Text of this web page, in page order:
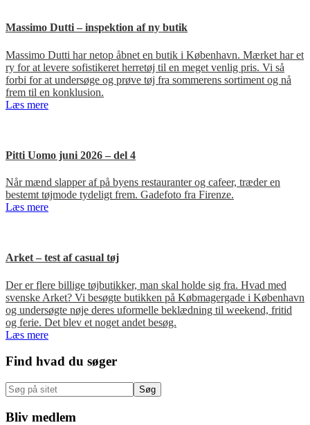
Massimo Dutti – inspektion af ny butik
Massimo Dutti har netop åbnet en butik i København. Mærket har et
ry for at levere sofistikeret herretøj til en meget venlig pris. Vi så
forbi for at undersøge og prøve tøj fra sommerens sortiment og nå
frem til en konklusion.
Læs mere
Pitti Uomo juni 2026 – del 4
Når mænd slapper af på byens restauranter og cafeer, træder en
bestemt tøjmode tydeligt frem. Gadefoto fra Firenze.
Læs mere
Arket – test af casual tøj
Der er flere billige tøjbutikker, man skal holde sig fra. Hvad med
svenske Arket? Vi besøgte butikken på Købmagergade i København
og undersøgte nøje deres uformelle beklædning til weekend, fritid
og ferie. Det blev et noget andet besøg.
Læs mere
Primær
Sidebar
Find hvad du søger
Søg
på
sitet
Bliv medlem